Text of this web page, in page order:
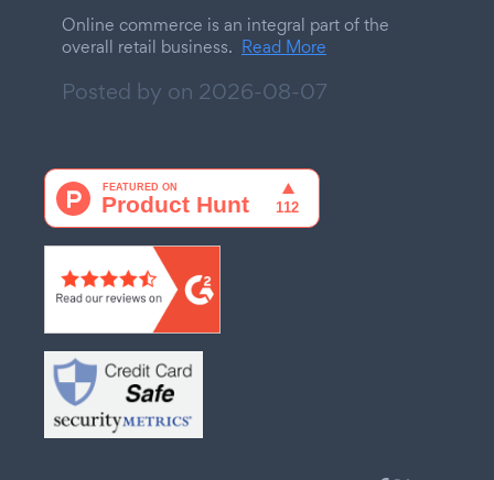
Online commerce is an integral part of the
overall retail business. Read More
Posted by on 2026-08-07